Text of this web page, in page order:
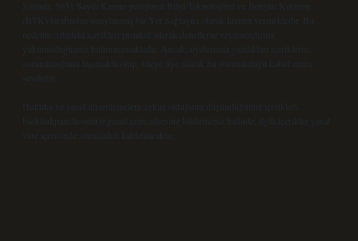
Sitemiz, 5651 Sayılı Kanun gereğince Bilgi Teknolojileri ve İletişim Kurumu
(BTK) tarafından onaylanmış bir Yer Sağlayıcı olarak hizmet vermektedir. Bu
nedenle, sitedeki içerikleri proaktif olarak denetleme veya araştırma
yükümlülüğümüz bulunmamaktadır. Ancak, üyelerimiz yazdıkları içeriklerin
sorumluluğunu taşımakta olup, siteye üye olarak bu sorumluluğu kabul etmiş
sayılırlar.
Hukuka ve yasal düzenlemelere aykırı olduğunu düşündüğünüz içerikleri,
backlinkpanelicomtr@gmail.com
adresine bildirmeniz halinde, ilgili içerikler yasal
süre içerisinde sitemizden kaldırılacaktır.